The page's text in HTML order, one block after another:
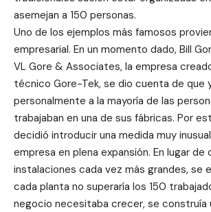
asemejan a 150 personas.
Uno de los ejemplos más famosos
empresarial. En un momento dado, Bill
VL Gore & Associates, la empresa
técnico Gore-Tek, se dio cuenta de que
personalmente a la mayoría de las
trabajaban en una de sus fábricas. Por
decidió introducir una medida muy
empresa en plena expansión. En lugar de
instalaciones cada vez más grandes, se
cada planta no superaría los 150
negocio necesitaba crecer, se construía